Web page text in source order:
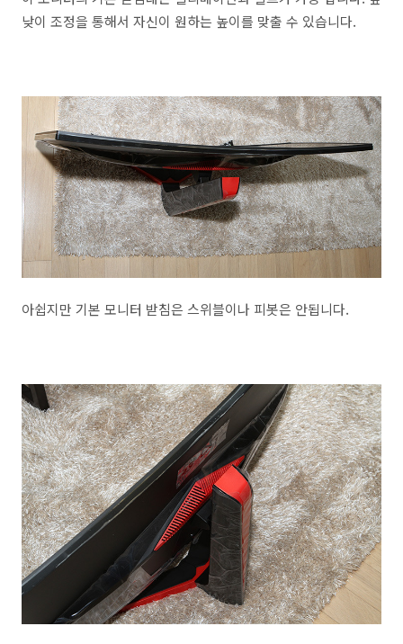
낮이 조정을 통해서 자신이 원하는 높이를 맞출 수 있습니다.
아쉽지만 기본 모니터 받침은 스위블이나 피봇은 안됩니다.